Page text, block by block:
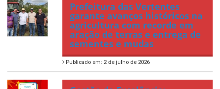
Prefeitura das Vertentes
garante avanços históricos na
agricultura com recorde em
aração de terras e entrega de
sementes e mudas
Publicado em: 2 de julho de 2026